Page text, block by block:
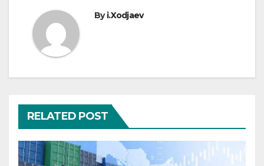
Byi.Xodjaev
RELATED POST